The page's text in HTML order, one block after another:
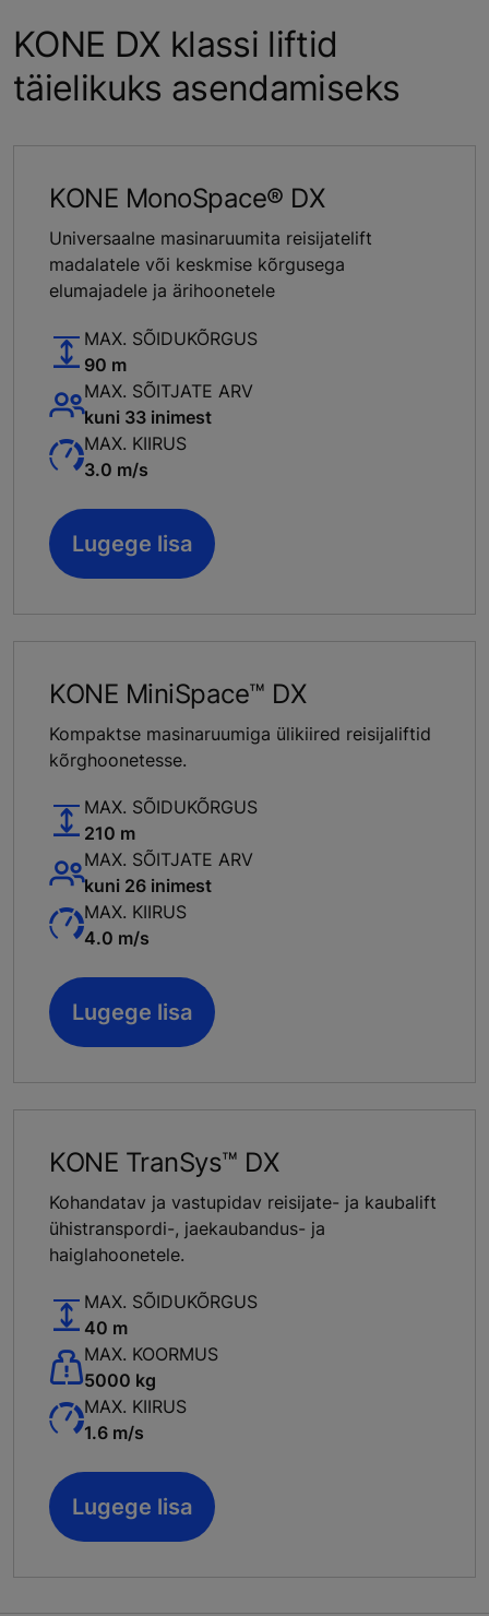
KONE DX klassi liftid
täielikuks asendamiseks
KONE MonoSpace® DX
Universaalne masinaruumita reisijatelift
madalatele või keskmise kõrgusega
elumajadele ja ärihoonetele
MAX. SÕIDUKÕRGUS
90 m
MAX. SÕITJATE ARV
kuni 33 inimest
MAX. KIIRUS
3.0 m/s
Lugege lisa
KONE MiniSpace™ DX
Kompaktse masinaruumiga ülikiired reisijaliftid
kõrghoonetesse.
MAX. SÕIDUKÕRGUS
210 m
MAX. SÕITJATE ARV
kuni 26 inimest
MAX. KIIRUS
4.0 m/s
Lugege lisa
KONE TranSys™ DX
Kohandatav ja vastupidav reisijate- ja kaubalift
ühistranspordi-, jaekaubandus- ja
haiglahoonetele.
MAX. SÕIDUKÕRGUS
40 m
MAX. KOORMUS
5000 kg
MAX. KIIRUS
1.6 m/s
Lugege lisa